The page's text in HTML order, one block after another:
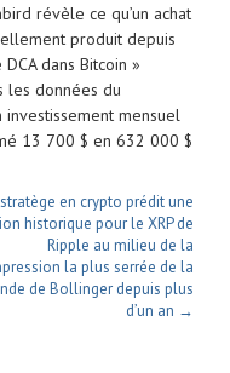
révèle ce qu’un achat
produit depuis
dans Bitcoin »
les données du
investissement mensuel
13 700 $ en 632 000 $
en crypto prédit une
historique pour le XRP de
Ripple au milieu de la
la plus serrée de la
de Bollinger depuis plus
d’un an →